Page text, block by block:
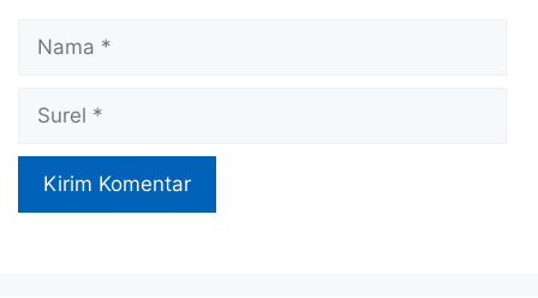
Nama
Surel